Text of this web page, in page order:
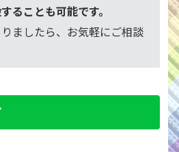
ることも可能です。
ましたら、お気軽にご相談